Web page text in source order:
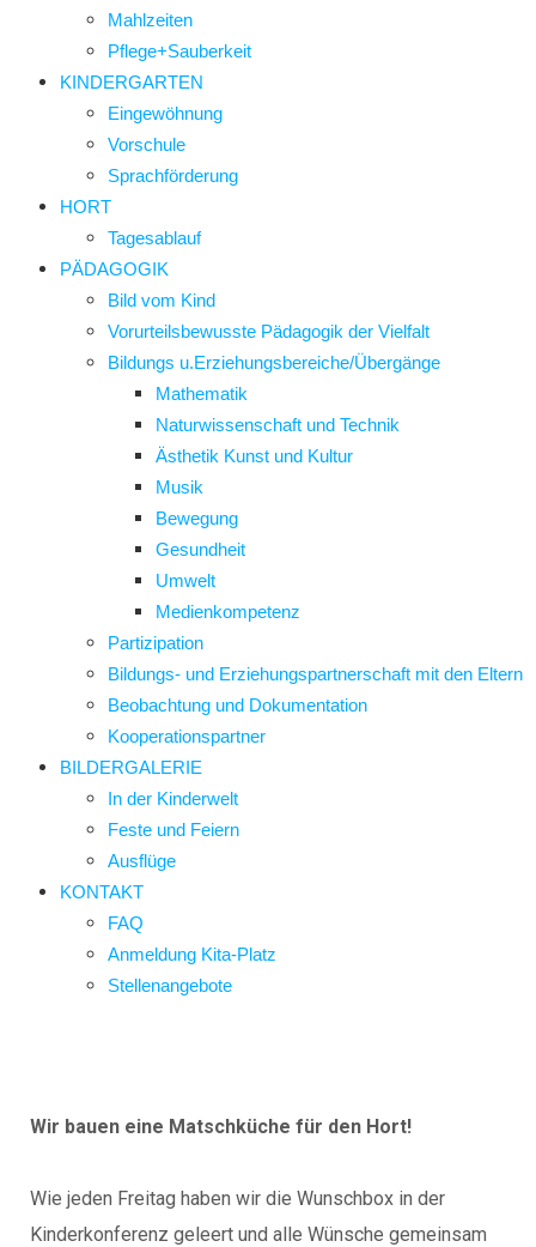
Mahlzeiten
Pflege+Sauberkeit
KINDERGARTEN
Eingewöhnung
Vorschule
Sprachförderung
HORT
Tagesablauf
PÄDAGOGIK
Bild vom Kind
Vorurteilsbewusste Pädagogik der Vielfalt
Bildungs u.Erziehungsbereiche/Übergänge
Mathematik
Naturwissenschaft und Technik
Ästhetik Kunst und Kultur
Musik
Bewegung
Gesundheit
Umwelt
Medienkompetenz
Partizipation
Bildungs- und Erziehungspartnerschaft mit den Eltern
Beobachtung und Dokumentation
Kooperationspartner
BILDERGALERIE
In der Kinderwelt
Feste und Feiern
Ausflüge
KONTAKT
FAQ
Anmeldung Kita-Platz
Stellenangebote
Wir bauen eine Matschküche für den Hort!
Wie jeden Freitag haben wir die Wunschbox in der
Kinderkonferenz geleert und alle Wünsche gemeinsam